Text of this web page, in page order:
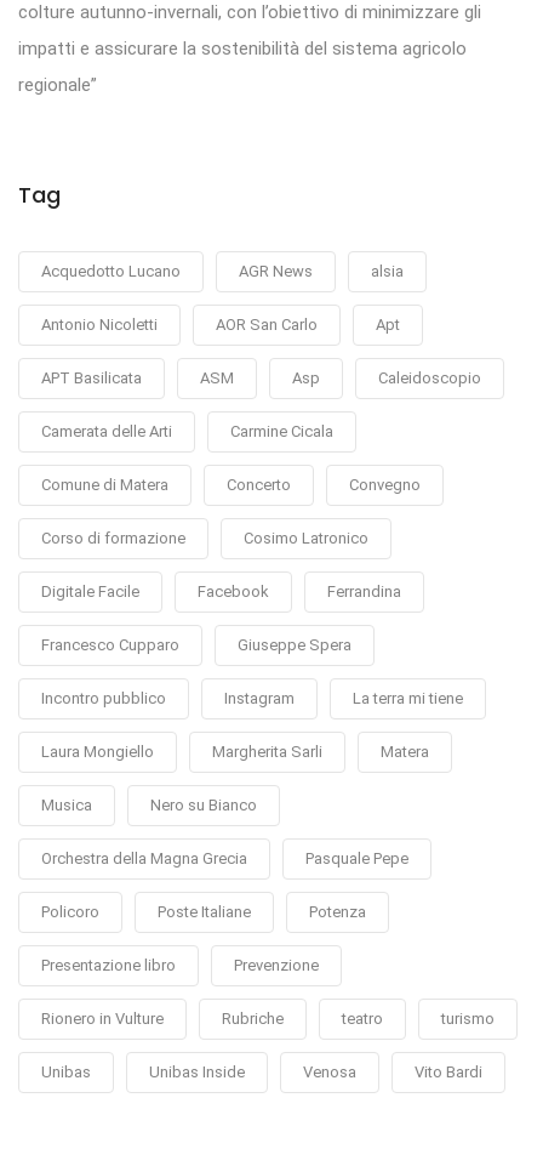
colture autunno-invernali, con l’obiettivo di minimizzare gli
impatti e assicurare la sostenibilità del sistema agricolo
regionale”
Tag
Acquedotto Lucano AGR News alsia
Antonio Nicoletti AOR San Carlo Apt
APT Basilicata ASM Asp Caleidoscopio
Camerata delle Arti Carmine Cicala
Comune di Matera Concerto Convegno
Corso di formazione Cosimo Latronico
Digitale Facile Facebook Ferrandina
Francesco Cupparo Giuseppe Spera
Incontro pubblico Instagram La terra mi tiene
Laura Mongiello Margherita Sarli Matera
Musica Nero su Bianco
Orchestra della Magna Grecia Pasquale Pepe
Policoro Poste Italiane Potenza
Presentazione libro Prevenzione
Rionero in Vulture Rubriche teatro turismo
Unibas Unibas Inside Venosa Vito Bardi